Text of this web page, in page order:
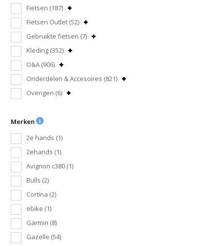
Fietsen (187)
Fietsen Outlet (52)
Gebruikte fietsen (7)
Kleding (352)
O&A (906)
Onderdelen & Accesoires (821)
Overigen (6)
Merken
2e hands (1)
2ehands (1)
Avignon c380 (1)
Bulls (2)
Cortina (2)
ebike (1)
Garmin (8)
Gazelle (54)